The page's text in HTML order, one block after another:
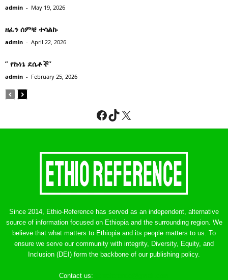
admin - May 19, 2026
ዘፈን ሰምቼ ተሳልኩ
admin - April 22, 2026
” የኩነኔ ደሴቶች’’
admin - February 25, 2026
Facebook
TikTok
X
Since 2014, Ethio-Reference has served as an independent, alternative
source of information focused on Ethiopia and the surrounding region. We
believe that what matters to Ethiopia and its people matters to us. To
ensure we serve our community with integrity, Diversity, Equity, and
Inclusion (DEI) form the backbone of our publishing policy.
Contact us: